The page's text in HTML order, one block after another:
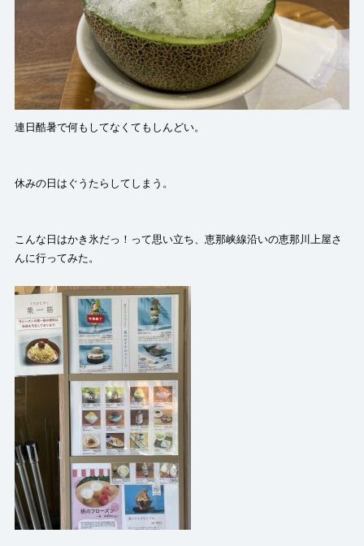
連日酷暑で何もしてなくてもしんどい。
休みの日はぐうたらしてしまう。
こんな日はかき氷だっ！って思い立ち、恵那峡線沿いの恵那川上屋さ
んに行ってみた。